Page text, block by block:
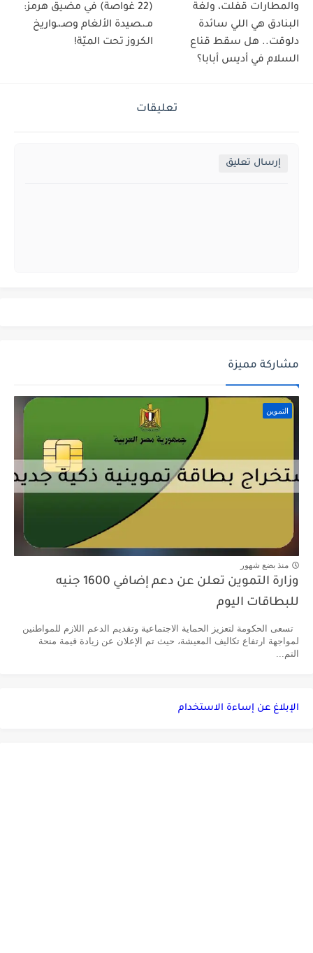
والمطارات قفلت، ولغة
البنادق هي اللي سائدة
دلوقت.. هل سقط قناع
السلام في أديس أبابا؟
(22 غواصة) في مضيق هرمز:
مـ،ـصيدة الألغام وصـ،ـواريخ
الكروز تحت الميّة!
تعليقات
إرسال تعليق
مشاركة مميزة
التموين
منذ بضع شهور
وزارة التموين تعلن عن دعم إضافي 1600 جنيه
للبطاقات اليوم
تسعى الحكومة لتعزيز الحماية الاجتماعية وتقديم الدعم اللازم للمواطنين
لمواجهة ارتفاع تكاليف المعيشة، حيث تم الإعلان عن زيادة قيمة منحة
التم...
الإبلاغ عن إساءة الاستخدام